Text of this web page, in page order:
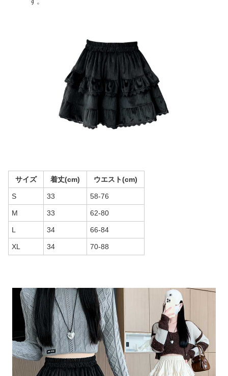
サイズ 着丈(cm) ウエスト(cm)
S 33 58-76
M 33 62-80
L 34 66-84
XL 34 70-88